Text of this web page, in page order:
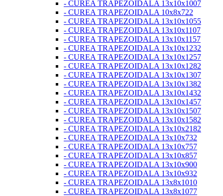
- CUREA TRAPEZOIDALA 13x10x1007
- CUREA TRAPEZOIDALA 10x8x722
- CUREA TRAPEZOIDALA 13x10x1055
- CUREA TRAPEZOIDALA 13x10x1107
- CUREA TRAPEZOIDALA 13x10x1157
- CUREA TRAPEZOIDALA 13x10x1232
- CUREA TRAPEZOIDALA 13x10x1257
- CUREA TRAPEZOIDALA 13x10x1282
- CUREA TRAPEZOIDALA 13x10x1307
- CUREA TRAPEZOIDALA 13x10x1382
- CUREA TRAPEZOIDALA 13x10x1432
- CUREA TRAPEZOIDALA 13x10x1457
- CUREA TRAPEZOIDALA 13x10x1507
- CUREA TRAPEZOIDALA 13x10x1582
- CUREA TRAPEZOIDALA 13x10x2182
- CUREA TRAPEZOIDALA 13x10x732
- CUREA TRAPEZOIDALA 13x10x757
- CUREA TRAPEZOIDALA 13x10x857
- CUREA TRAPEZOIDALA 13x10x900
- CUREA TRAPEZOIDALA 13x10x932
- CUREA TRAPEZOIDALA 13x8x1010
- CUREA TRAPEZOIDALA 13x8x1077